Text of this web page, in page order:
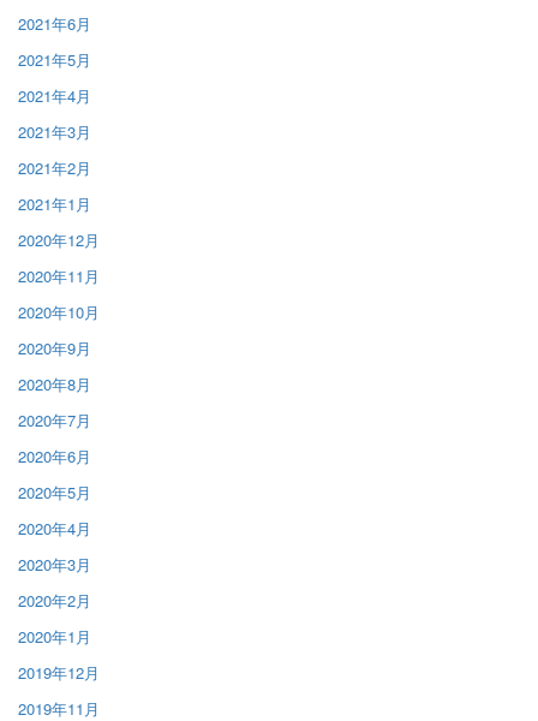
2021年6月
2021年5月
2021年4月
2021年3月
2021年2月
2021年1月
2020年12月
2020年11月
2020年10月
2020年9月
2020年8月
2020年7月
2020年6月
2020年5月
2020年4月
2020年3月
2020年2月
2020年1月
2019年12月
2019年11月